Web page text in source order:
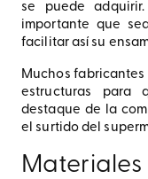
se puede
importante que
facilitar así su
Muchos
estructuras para
destaque de la
el surtido del